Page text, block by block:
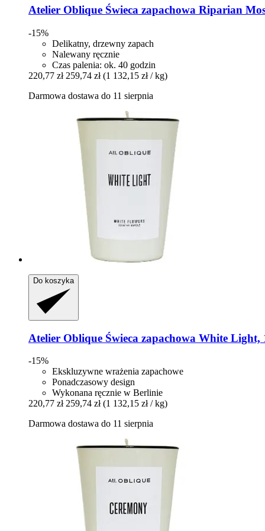
Atelier Oblique Świeca zapachowa Riparian
-15%
Delikatny, drzewny zapach
Nalewany ręcznie
Czas palenia: ok. 40 godzin
220,77 zł 259,74 zł (1 132,15 zł / kg)
Darmowa dostawa do 11 sierpnia
Do koszyka
Atelier Oblique Świeca zapachowa White Light,
-15%
Ekskluzywne wrażenia zapachowe
Ponadczasowy design
Wykonana ręcznie w Berlinie
220,77 zł 259,74 zł (1 132,15 zł / kg)
Darmowa dostawa do 11 sierpnia